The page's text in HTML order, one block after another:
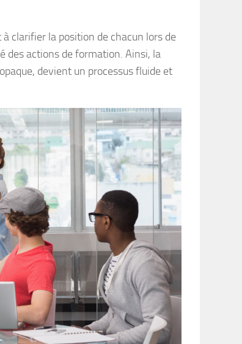
clarifier la position de chacun lors de
des actions de formation. Ainsi, la
devient un processus fluide et